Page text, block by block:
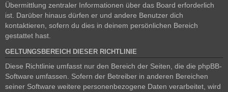
Übermittlung zentraler Informationen über das Board erforderlich
ist. Darüber hinaus dürfen er und andere Benutzer dich
kontaktieren, sofern du dies in deinem persönlichen Bereich
gestattet hast.
GELTUNGSBEREICH DIESER RICHTLINIE
Diese Richtlinie umfasst nur den Bereich der Seiten, die die phpBB-
Software umfassen. Sofern der Betreiber in anderen Bereichen
seiner Software weitere personenbezogene Daten verarbeitet, wird